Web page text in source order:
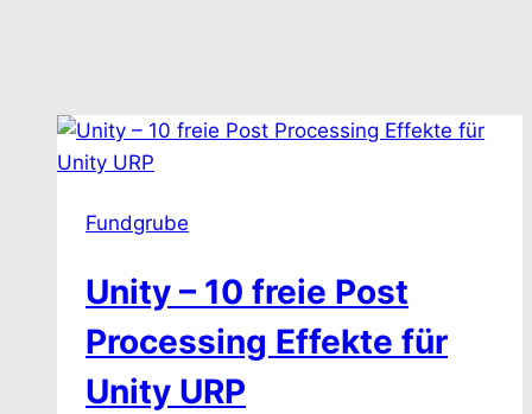
Fundgrube
Unity – 10 freie Post
Processing Effekte für
Unity URP